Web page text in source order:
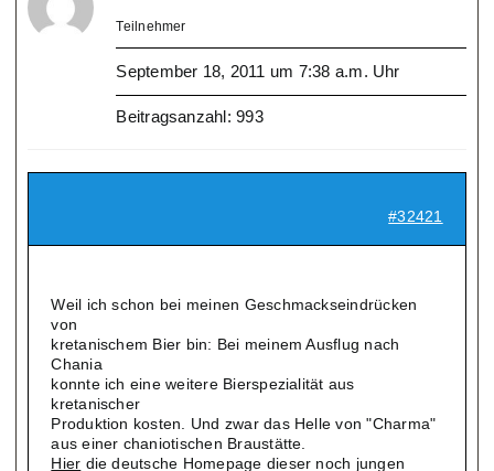
Teilnehmer
September 18, 2011 um 7:38 a.m. Uhr
Beitragsanzahl: 993
#32421
Weil ich schon bei meinen Geschmackseindrücken
von
kretanischem Bier bin: Bei meinem Ausflug nach
Chania
konnte ich eine weitere Bierspezialität aus
kretanischer
Produktion kosten. Und zwar das Helle von "Charma"
aus einer chaniotischen Braustätte.
Hier die deutsche Homepage dieser noch jungen